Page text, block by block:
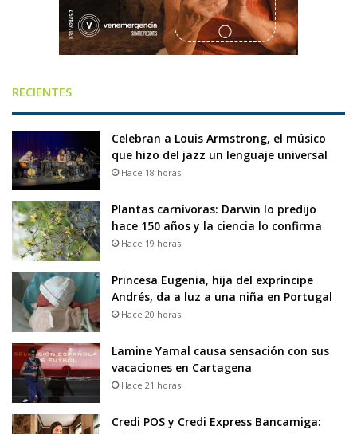
RECIENTES
Celebran a Louis Armstrong, el músico
que hizo del jazz un lenguaje universal
Hace 18 horas
Plantas carnívoras: Darwin lo predijo
hace 150 años y la ciencia lo confirma
Hace 19 horas
Princesa Eugenia, hija del expríncipe
Andrés, da a luz a una niña en Portugal
Hace 20 horas
Lamine Yamal causa sensación con sus
vacaciones en Cartagena
Hace 21 horas
Credi POS y Credi Express Bancamiga: